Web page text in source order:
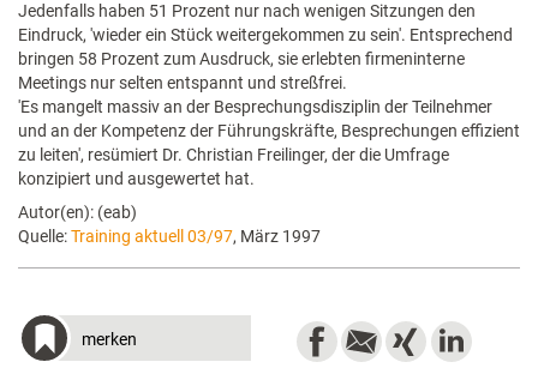
Jedenfalls haben 51 Prozent nur nach wenigen Sitzungen den
Eindruck, 'wieder ein Stück weitergekommen zu sein'. Entsprechend
bringen 58 Prozent zum Ausdruck, sie erlebten firmeninterne
Meetings nur selten entspannt und streßfrei.
'Es mangelt massiv an der Besprechungsdisziplin der Teilnehmer
und an der Kompetenz der Führungskräfte, Besprechungen effizient
zu leiten', resümiert Dr. Christian Freilinger, der die Umfrage
konzipiert und ausgewertet hat.
Autor(en): (eab)
Quelle:Training aktuell 03/97, März 1997
merken